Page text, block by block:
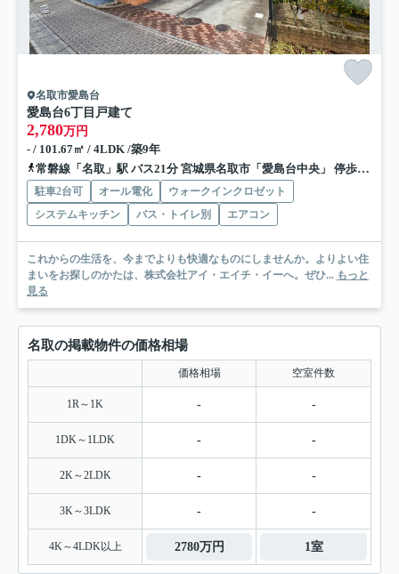
名取市愛島台
愛島台6丁目戸建て
2,780万円
- / 101.67㎡ / 4LDK /築9年
常磐線「名取」駅 バス21分 宮城県名取市「愛島台中央」 停歩4分
駐車2台可 オール電化
ウォークインクロゼット
システムキッチン
バス・トイレ別 エアコン
これからの生活を、今までよりも快適なものにしませんか。よりよい住
まいをお探しのかたは、株式会社アイ・エイチ・イーへ。ぜひ... もっと
見る
名取の掲載物件の価格相場
価格相場 空室件数
1R～1K - -
1DK～1LDK - -
2K～2LDK - -
3K～3LDK - -
4K～4LDK以上 2780万円 1室